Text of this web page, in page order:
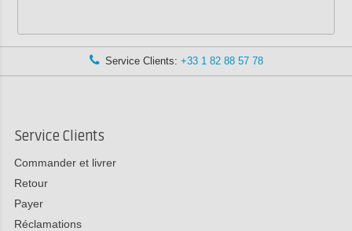
Service Clients: +33 1 82 88 57 78
Service Clients
Commander et livrer
Retour
Payer
Réclamations